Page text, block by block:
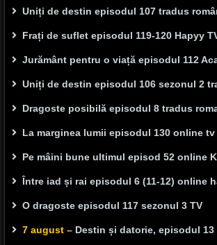
Uniți de destin episodul 107 tradus
Frați de suflet episodul 119-120 Hapyy
Jurământ pentru o viață episodul 112
Uniți de destin episodul 106 sezonul 2
Dragoste posibilă episodul 8 tradus
La marginea lumii episodul 130 online tv
Pe mâini bune ultimul episod 52 online
Între iad și rai episodul 6 (11-12) online
O dragoste episodul 117 sezonul 3 TV
7 august – Destin și datorie, episodul